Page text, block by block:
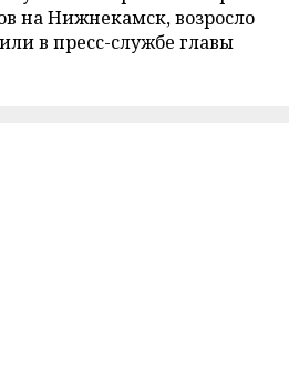
на Нижнекамск, возросло
в пресс-службе главы